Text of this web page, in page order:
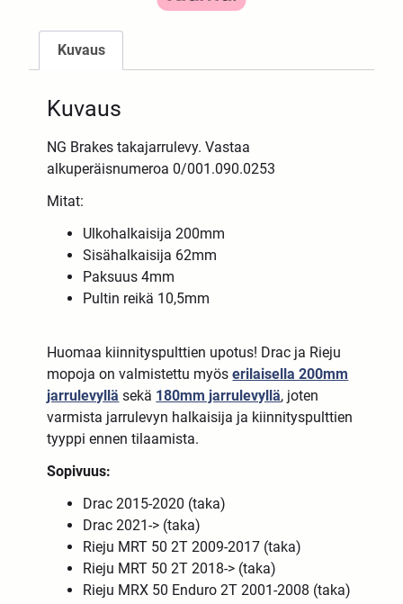
Kuvaus
Kuvaus
NG Brakes takajarrulevy. Vastaa
alkuperäisnumeroa 0/001.090.0253
Mitat:
Ulkohalkaisija 200mm
Sisähalkaisija 62mm
Paksuus 4mm
Pultin reikä 10,5mm
Huomaa kiinnityspulttien upotus! Drac ja Rieju
mopoja on valmistettu myöserilaisella 200mm
jarrulevyllä sekä 180mm jarrulevyllä, joten
varmista jarrulevyn halkaisija ja kiinnityspulttien
tyyppi ennen tilaamista.
Sopivuus:
Drac 2015-2020 (taka)
Drac 2021-> (taka)
Rieju MRT 50 2T 2009-2017 (taka)
Rieju MRT 50 2T 2018-> (taka)
Rieju MRX 50 Enduro 2T 2001-2008 (taka)